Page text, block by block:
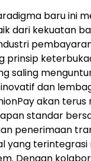
baru ini
dari kekuatan
prinsip
saling
dan
akan
standar
penerimaan
yang terintegrasi